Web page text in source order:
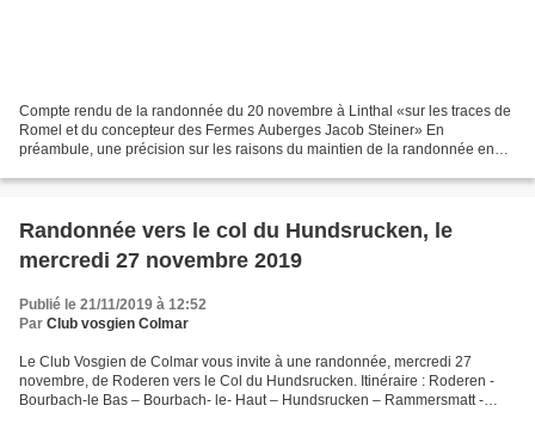
Compte rendu de la randonnée du 20 novembre à Linthal «sur les traces de
Romel et du concepteur des Fermes Auberges Jacob Steiner» En
préambule, une précision sur les raisons du maintien de la randonnée en
Randonnée vers le col du Hundsrucken, le
mercredi 27 novembre 2019
Publié le 21/11/2019 à 12:52
Par Club vosgien Colmar
Le Club Vosgien de Colmar vous invite à une randonnée, mercredi 27
novembre, de Roderen vers le Col du Hundsrucken. Itinéraire : Roderen -
Bourbach-le Bas – Bourbach- le- Haut – Hundsrucken – Rammersmatt -